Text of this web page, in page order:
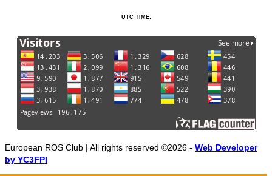
UTC TIME:
European ROS Club | All rights reserved ©2026 - Web Developer
by YC3FPI